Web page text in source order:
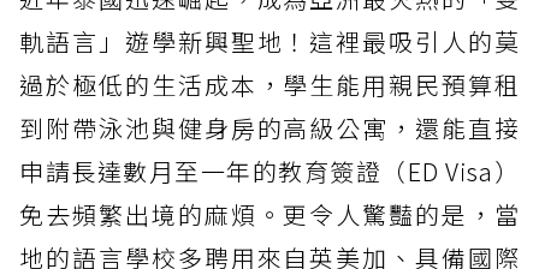
軌語言」遊學新興聖地！這裡最吸引人的莫
過於極低的生活成本，學生能用親民預算租
到附帶泳池與健身房的高級公寓，還能直接
申請長達數月至一年的教育簽證（ED Visa）
免去頻繁出境的麻煩。更令人驚豔的是，當
地的語言學校多聘用來自英美加、具備國際